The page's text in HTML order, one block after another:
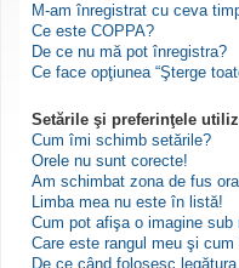
M-am înregistrat cu ceva
Ce este COPPA?
De ce nu mă pot înregistra?
Ce face opţiunea “Şterge
Setările şi preferinţele
Cum îmi schimb setările?
Orele nu sunt corecte!
Am schimbat zona de fus
Limba mea nu este în listă!
Cum pot afişa o imagine
Care este rangul meu şi
De ce când folosesc